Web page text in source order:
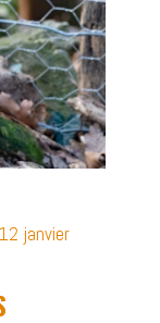
12 janvier